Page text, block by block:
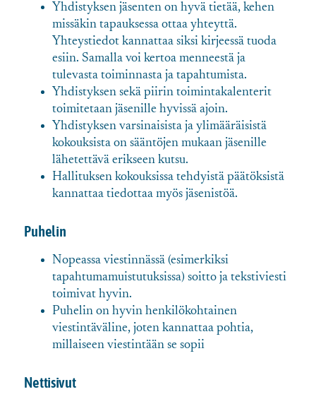
Yhdistyksen jäsenten on hyvä tietää, kehen
missäkin tapauksessa ottaa yhteyttä.
Yhteystiedot kannattaa siksi kirjeessä tuoda
esiin. Samalla voi kertoa menneestä ja
tulevasta toiminnasta ja tapahtumista.
Yhdistyksen sekä piirin toimintakalenterit
toimitetaan jäsenille hyvissä ajoin.
Yhdistyksen varsinaisista ja ylimääräisistä
kokouksista on sääntöjen mukaan jäsenille
lähetettävä erikseen kutsu.
Hallituksen kokouksissa tehdyistä päätöksistä
kannattaa tiedottaa myös jäsenistöä.
Puhelin
Nopeassa viestinnässä (esimerkiksi
tapahtumamuistutuksissa) soitto ja tekstiviesti
toimivat hyvin.
Puhelin on hyvin henkilökohtainen
viestintäväline, joten kannattaa pohtia,
millaiseen viestintään se sopii
Nettisivut